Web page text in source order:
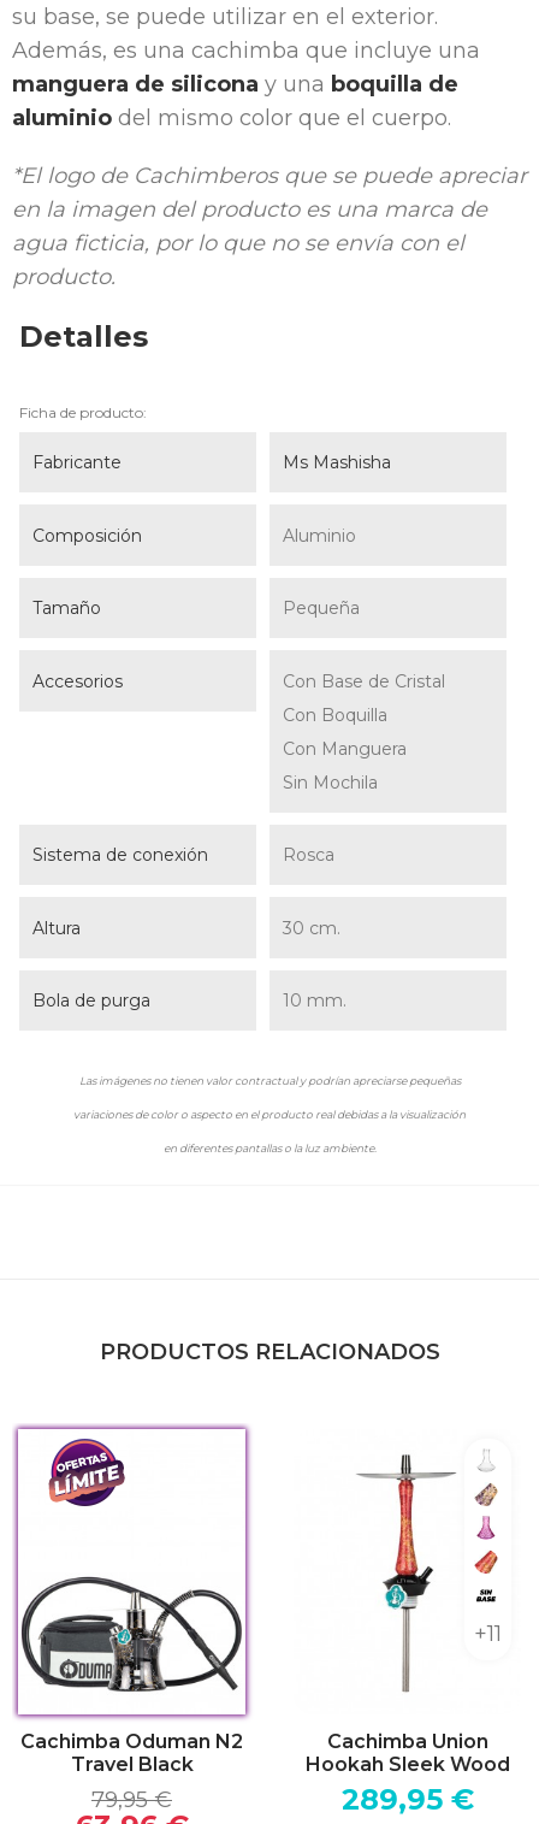
su base, se puede utilizar en el exterior.
Además, es una cachimba que incluye una
manguera de silicona y una boquilla de
aluminio del mismo color que el cuerpo.
*El logo de Cachimberos que se puede apreciar
en la imagen del producto es una marca de
agua ficticia, por lo que no se envía con el
producto.
Detalles
Ficha de producto:
Fabricante Ms Mashisha
Composición Aluminio
Tamaño Pequeña
Accesorios
Con Base de Cristal
Con Boquilla
Con Manguera
Sin Mochila
Sistema de conexión Rosca
Altura 30 cm.
Bola de purga 10 mm.
Las imágenes no tienen valor contractual y podrían apreciarse pequeñas
variaciones de color o aspecto en el producto real debidas a la visualización
en diferentes pantallas o la luz ambiente.
PRODUCTOS RELACIONADOS
Cachimba Oduman N2
Travel Black
79,95 €
Clear
Sin
+11
Cachimba Union
Hookah Sleek Wood
289,95 €